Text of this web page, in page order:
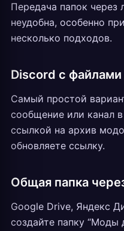
Передача папок через
неудобна, особенно
несколько подходов.
Discord с файлами
Самый простой
сообщение или канал
ссылкой на архив
обновляете ссылку.
Общая папка
Google Drive, Яндекс
создайте папку “Моды